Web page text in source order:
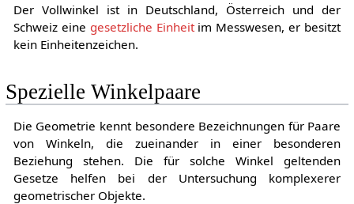
Der Vollwinkel ist in Deutschland, Österreich und der
Schweiz eine gesetzliche Einheitim Messwesen, er besitzt
kein Einheitenzeichen.
Spezielle Winkelpaare
Die Geometrie kennt besondere Bezeichnungen für Paare
von Winkeln, die zueinander in einer besonderen
Beziehung stehen. Die für solche Winkel geltenden
Gesetze helfen bei der Untersuchung komplexerer
geometrischer Objekte.